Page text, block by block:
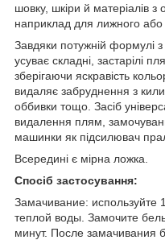
шовку, шкіри й матеріалів
наприклад для лижного
Завдяки потужній формулі
усуває складні, застарілі
зберігаючи яскравість
видаляє забруднення з
оббивки тощо. Засіб
видалення плям,
машинки як підсилювач
Всередині є мірна ложка.
Спосіб застосування:
Замачивание: используйте
теплой воды. Замочите
минут. После замачивания